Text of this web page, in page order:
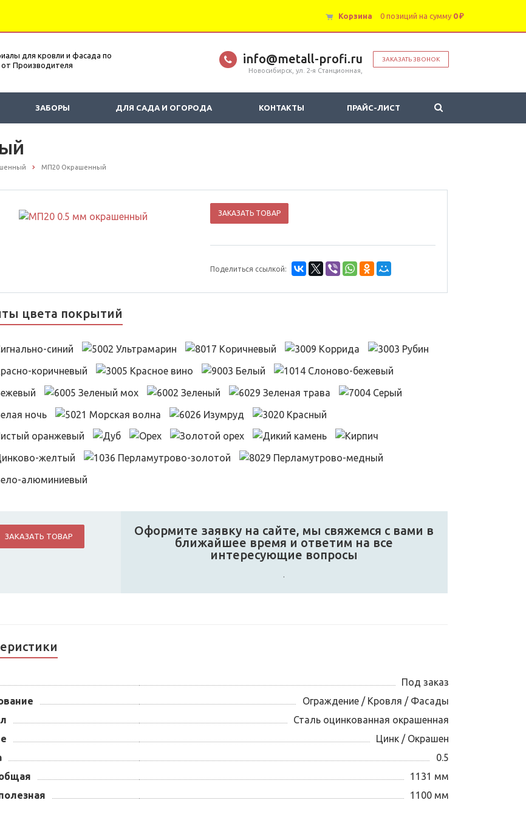
Корзина 0 позиций на сумму 0 ₽
для кровли и фасада по
Производителя
ЗАКАЗАТЬ ЗВОНОК
info@metall-profi.ru
Новосибирск, ул. 2-я Станционная,
ЗАБОРЫ ДЛЯ САДА И ОГОРОДА КОНТАКТЫ ПРАЙС-ЛИСТ
МП20 Окрашенный
ЗАКАЗАТЬ ТОВАР
Поделиться ссылкой:
цвета покрытий
ЗАКАЗАТЬ ТОВАР
Оформите заявку на сайте, мы свяжемся с вами в
ближайшее время и ответим на все
интересующие вопросы
.
Под заказ
Ограждение / Кровля / Фасады
Сталь оцинкованная окрашенная
Цинк / Окрашен
0.5
1131 мм
1100 мм